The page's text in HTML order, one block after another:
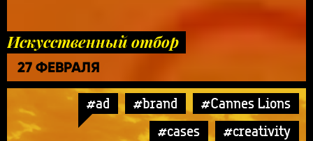
Искусственный отбор
27 ФЕВРАЛЯ
#ad #brand
#Cannes Lions
#cases
#creativity